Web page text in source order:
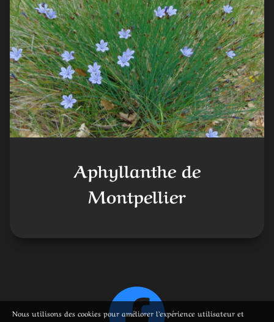
Aphyllanthe de
Montpellier
Nous utilisons des cookies pour améliorer l’expérience utilisateur et